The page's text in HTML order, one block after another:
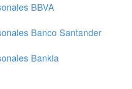
BBVA
Banco Santander
Bankia